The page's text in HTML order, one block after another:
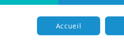
Accueil